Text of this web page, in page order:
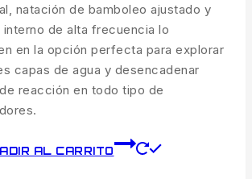
natación de bamboleo ajustado y
interno de alta frecuencia lo
en la opción perfecta para explorar
capas de agua y desencadenar
reacción en todo tipo de
AL CARRITO